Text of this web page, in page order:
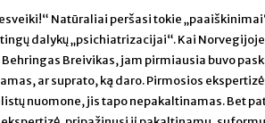
Natūraliai peršasi tokie
dalykų „psichiatrizacijai“. Kai
Breivikas, jam pirmiausia buvo
ar suprato, ką daro. Pirmosios
nuomone, jis tapo nepakaltinamas. Bet